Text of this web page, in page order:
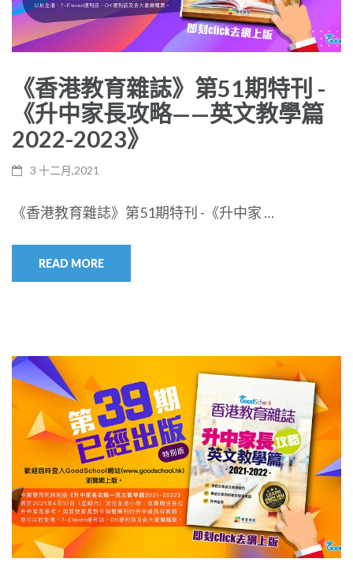
《香港教育雜誌》第51期特刊 -
《升中家長攻略——英文教學篇
2022-2023》
3 十二月,2021
《香港教育雜誌》第51期特刊 -《升中家 …
READ MORE